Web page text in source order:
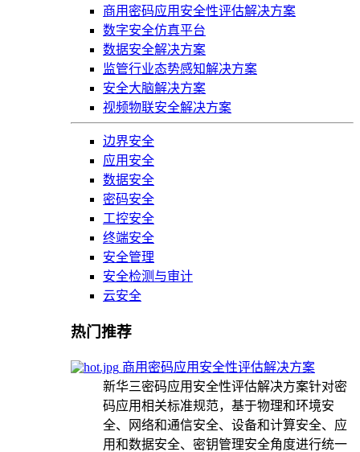
商用密码应用安全性评估解决方案
数字安全仿真平台
数据安全解决方案
监管行业态势感知解决方案
安全大脑解决方案
视频物联安全解决方案
边界安全
应用安全
数据安全
密码安全
工控安全
终端安全
安全管理
安全检测与审计
云安全
热门推荐
商用密码应用安全性评估解决方案
新华三密码应用安全性评估解决方案针对密
码应用相关标准规范，基于物理和环境安
全、网络和通信安全、设备和计算安全、应
用和数据安全、密钥管理安全角度进行统一